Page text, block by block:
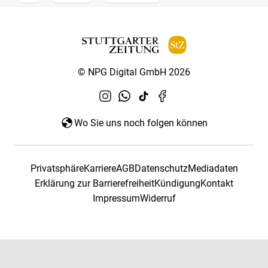
© NPG Digital GmbH 2026
Wo Sie uns noch folgen können
PrivatsphäreKarriereAGBDatenschutzMediadaten
Erklärung zur BarrierefreiheitKündigungKontakt
ImpressumWiderruf